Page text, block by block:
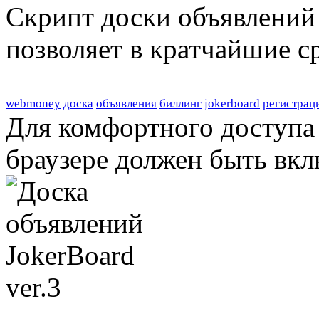
Скрипт доски
позволяет в кратчайшие
webmoney доска объявления биллинг jokerboard
Для комфортного
браузере должен быть